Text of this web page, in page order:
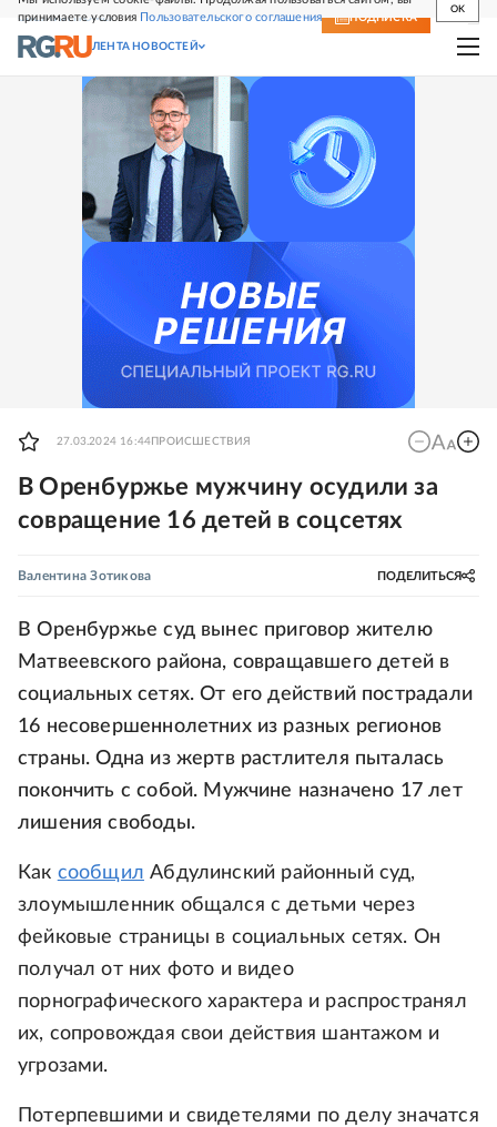
принимаете условия Пользовательского соглашения
OK
СВЕЖИЙ НОМЕР ПОДПИСКА
ЛЕНТА НОВОСТЕЙ
27.03.2024 16:44 ПРОИСШЕСТВИЯ
В Оренбуржье мужчину осудили за
совращение 16 детей в соцсетях
Валентина Зотикова ПОДЕЛИТЬСЯ
В Оренбуржье суд вынес приговор жителю
Матвеевского района, совращавшего детей в
социальных сетях. От его действий пострадали
16 несовершеннолетних из разных регионов
страны. Одна из жертв растлителя пыталась
покончить с собой. Мужчине назначено 17 лет
лишения свободы.
Как сообщил Абдулинский районный суд,
злоумышленник общался с детьми через
фейковые страницы в социальных сетях. Он
получал от них фото и видео
порнографического характера и распространял
их, сопровождая свои действия шантажом и
угрозами.
Потерпевшими и свидетелями по делу значатся